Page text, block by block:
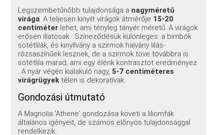
Legszembetűnőbb tulajdonsága a nagyméretű
virága. A teljesen kinyilt virágok átmérője 15-20
centiméter lehet, ami tényleg tányér méretű. A virágok
erősen illatosak . Színeződésük különleges: a bimbók
sötétlilák, és kinyílvány a szirmok halvány lilás-
rózsaszínűek lesznek, de a szirmok töve továbbra is
sötétlila marad, ami egy élénk kontrasztot eredményez
. A nyár végén kialakuló nagy, 5-7 centiméteres
virágrügyek télen is dekoratívak.
Gondozási útmutató
A Magnolia 'Athene' gondozása követi a liliomfák
általános igényeit, de számos előnyös tulajdonsággal
rendelkezik.